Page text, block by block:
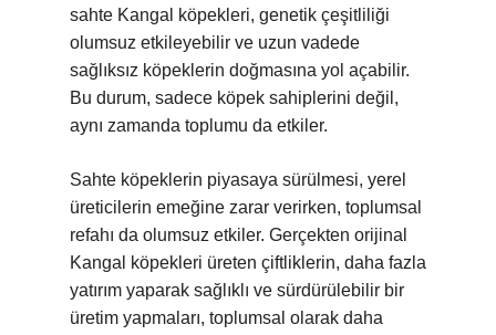
sahte Kangal köpekleri, genetik çeşitliliği
olumsuz etkileyebilir ve uzun vadede
sağlıksız köpeklerin doğmasına yol açabilir.
Bu durum, sadece köpek sahiplerini değil,
aynı zamanda toplumu da etkiler.
Sahte köpeklerin piyasaya sürülmesi, yerel
üreticilerin emeğine zarar verirken, toplumsal
refahı da olumsuz etkiler. Gerçekten orijinal
Kangal köpekleri üreten çiftliklerin, daha fazla
yatırım yaparak sağlıklı ve sürdürülebilir bir
üretim yapmaları, toplumsal olarak daha